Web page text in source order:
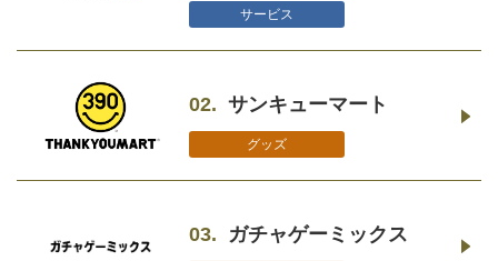
サービス
02. サンキューマート
グッズ
03. ガチャゲーミックス